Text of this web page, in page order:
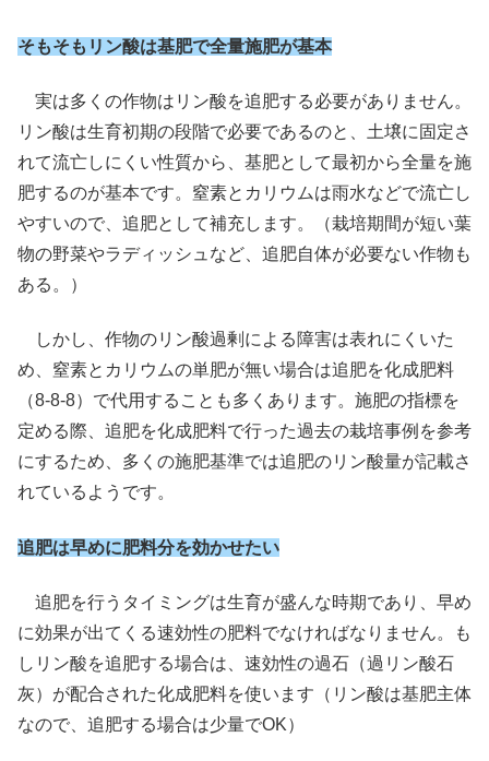
そもそもリン酸は基肥で全量施肥が基本
実は多くの作物はリン酸を追肥する必要がありません。
リン酸は生育初期の段階で必要であるのと、土壌に固定さ
れて流亡しにくい性質から、基肥として最初から全量を施
肥するのが基本です。窒素とカリウムは雨水などで流亡し
やすいので、追肥として補充します。（栽培期間が短い葉
物の野菜やラディッシュなど、追肥自体が必要ない作物も
ある。）
しかし、作物のリン酸過剰による障害は表れにくいた
め、窒素とカリウムの単肥が無い場合は追肥を化成肥料
（8-8-8）で代用することも多くあります。施肥の指標を
定める際、追肥を化成肥料で行った過去の栽培事例を参考
にするため、多くの施肥基準では追肥のリン酸量が記載さ
れているようです。
追肥は早めに肥料分を効かせたい
追肥を行うタイミングは生育が盛んな時期であり、早め
に効果が出てくる速効性の肥料でなければなりません。も
しリン酸を追肥する場合は、速効性の過石（過リン酸石
灰）が配合された化成肥料を使います（リン酸は基肥主体
なので、追肥する場合は少量でOK）